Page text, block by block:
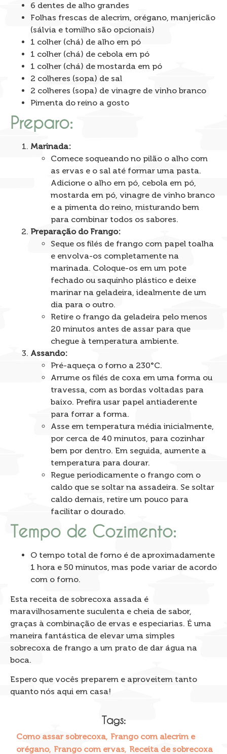
6 dentes de alho grandes
Folhas frescas de alecrim, orégano, manjericão
(sálvia e tomilho são opcionais)
1 colher (chá) de alho em pó
1 colher (chá) de cebola em pó
1 colher (chá) de mostarda em pó
2 colheres (sopa) de sal
2 colheres (sopa) de vinagre de vinho branco
Pimenta do reino a gosto
Preparo:
Marinada:
Comece soqueando no pilão o alho com
as ervas e o sal até formar uma pasta.
Adicione o alho em pó, cebola em pó,
mostarda em pó, vinagre de vinho branco
e a pimenta do reino, misturando bem
para combinar todos os sabores.
Preparação do Frango:
Seque os filés de frango com papel toalha
e envolva-os completamente na
marinada. Coloque-os em um pote
fechado ou saquinho plástico e deixe
marinar na geladeira, idealmente de um
dia para o outro.
Retire o frango da geladeira pelo menos
20 minutos antes de assar para que
chegue à temperatura ambiente.
Assando:
Pré-aqueça o forno a 230°C.
Arrume os filés de coxa em uma forma ou
travessa, com as bordas voltadas para
baixo. Prefira usar papel antiaderente
para forrar a forma.
Asse em temperatura média inicialmente,
por cerca de 40 minutos, para cozinhar
bem por dentro. Em seguida, aumente a
temperatura para dourar.
Regue periodicamente o frango com o
caldo que se soltar na assadeira. Se soltar
caldo demais, retire um pouco para
facilitar o dourado.
Tempo de Cozimento:
O tempo total de forno é de aproximadamente
1 hora e 50 minutos, mas pode variar de acordo
com o forno.
Esta receita de sobrecoxa assada é
maravilhosamente suculenta e cheia de sabor,
graças à combinação de ervas e especiarias. É uma
maneira fantástica de elevar uma simples
sobrecoxa de frango a um prato de dar água na
boca.
Espero que vocês preparem e aproveitem tanto
quanto nós aqui em casa!
Tags:
Como assar sobrecoxa, Frango com alecrim e
orégano, Frango com ervas, Receita de sobrecoxa